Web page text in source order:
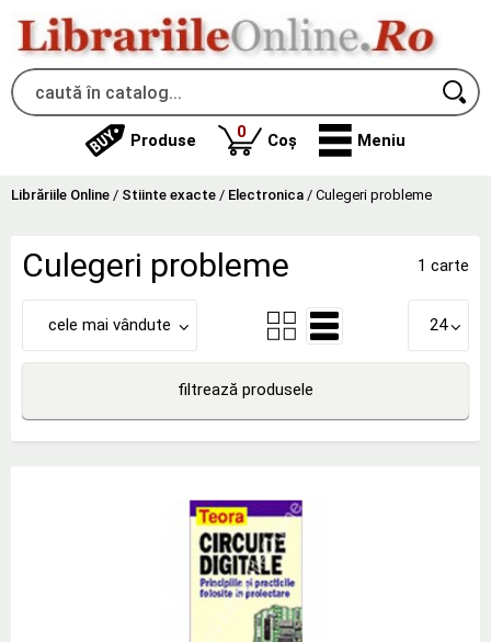
Produse 0produse
Coș Meniu
Librăriile Online / Stiinte exacte / Electronica / Culegeri probleme
Culegeri probleme 1 carte
cele mai vândute 24
filtrează produsele